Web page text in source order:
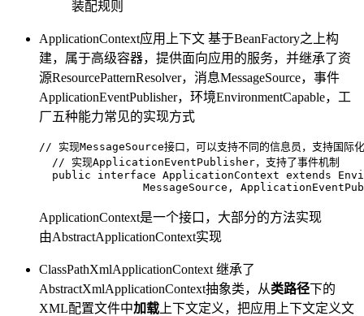
装配规则
ApplicationContext应用上下文 基于BeanFactory之上构
建，属于高级容器，提供面向应用的服务，并继承了资
源ResourcePatternResolver，消息MessageSource，事件
ApplicationEventPublisher，环境EnvironmentCapable，工
厂五种能力常见的实现方式
// 实现MessageSource接口，可以支持不同的信息员，支持国际化
// 实现ApplicationEventPublisher，支持了事件机制
public
interface ApplicationContext extends
MessageSource,
ApplicationContext是一个接口，大部分的方法实现
由AbstractApplicationContext实现
ClassPathXmlApplicationContext 继承了
AbstractXmlApplicationContext抽象类，从类路径下的
XML配置文件中加载 上下文定义，把应用上下文定义文